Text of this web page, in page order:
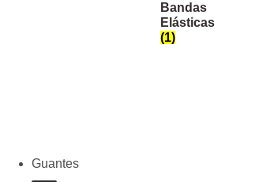
Bandas
Elásticas
(1)
Guantes